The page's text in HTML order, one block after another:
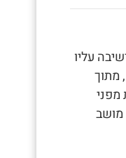
עליו
מתוך
מפני
מושב